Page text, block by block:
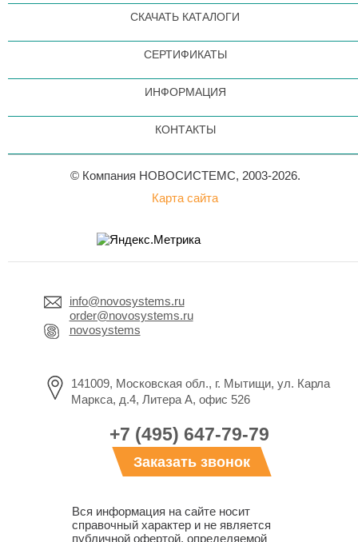
СКАЧАТЬ КАТАЛОГИ
СЕРТИФИКАТЫ
ИНФОРМАЦИЯ
КОНТАКТЫ
© Компания НОВОСИСТЕМС, 2003-2026.
Карта сайта
info@novosystems.ru
order@novosystems.ru
novosystems
141009, Московская обл., г. Мытищи, ул. Карла
Маркса, д.4, Литера А, офис 526
+7 (495) 647-79-79
Заказать звонок
Вся информация на сайте носит
справочный характер и не является
публичной офертой, определяемой